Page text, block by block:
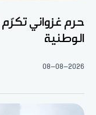
حرم غزواني
الوطنية
08-08-2026